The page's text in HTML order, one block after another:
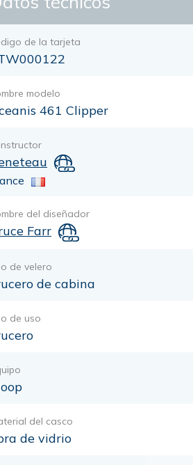
de la tarjeta
modelo
461 Clipper
del diseñador
Farr
de velero
de cabina
de uso
del casco
de vidrio